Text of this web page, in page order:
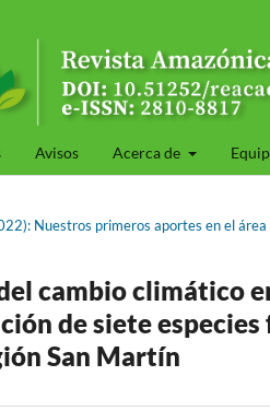
Avisos Acerca de
Nuestros primeros aportes en el área
cambio climático
de siete especies
San Martín